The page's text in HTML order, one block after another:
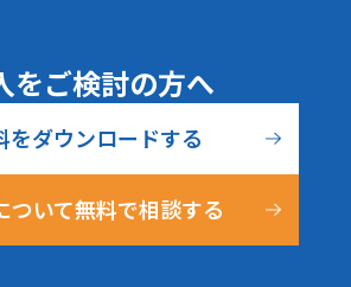
をご検討の方へ
をダウンロードする
ついて無料で相談する